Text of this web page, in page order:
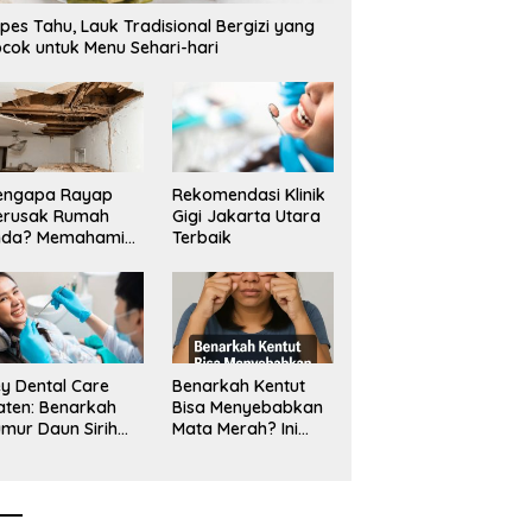
Dipertanyakan, LSM PAKAR
Tahu, Lauk Tradisional Bergizi yang
untuk Menu Sehari-hari
Rayap
Rumah
Memahami
Rekomendasi Klinik
Gigi Jakarta Utara
Terbaik
Dental Care
Benarkah
Daun Sirih
Benarkah Kentut
Bisa Menyebabkan
Mata Merah? Ini